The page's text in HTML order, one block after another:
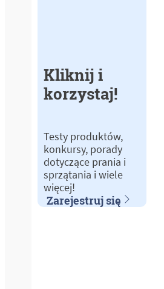
Kliknij i
korzystaj!
Testy produktów,
konkursy, porady
dotyczące prania i
sprzątania i wiele
więcej!
Zarejestruj się